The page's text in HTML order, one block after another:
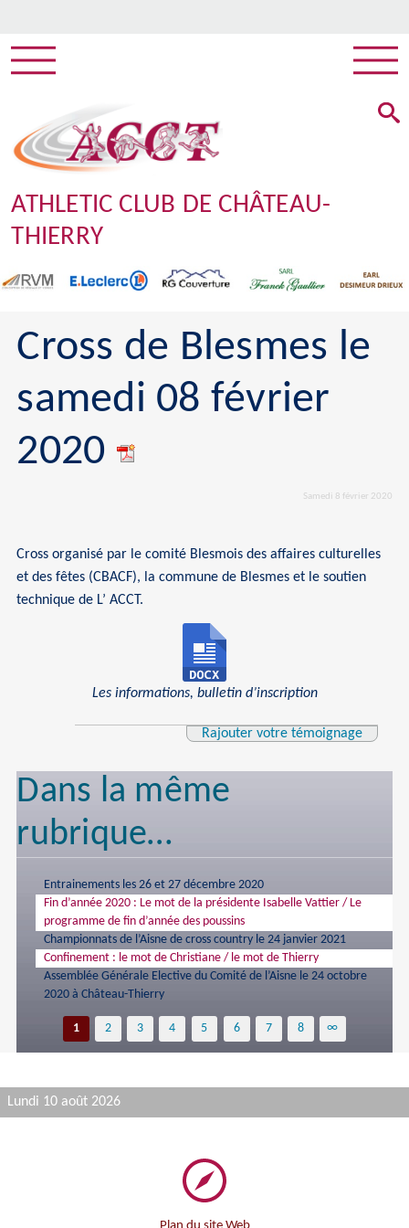
ATHLETIC CLUB DE CHÂTEAU-
THIERRY
Cross de Blesmes le
samedi 08 février
2020
Samedi 8 février 2020
Cross organisé par le comité Blesmois des affaires culturelles
et des fêtes (CBACF), la commune de Blesmes et le soutien
technique de L’ ACCT.
Les informations, bulletin d’inscription
Rajouter votre témoignage
Dans la même
rubrique…
Entrainements les 26 et 27 décembre 2020
Fin d’année 2020 : Le mot de la présidente Isabelle Vattier / Le
programme de fin d’année des poussins
Championnats de l’Aisne de cross country le 24 janvier 2021
Confinement : le mot de Christiane / le mot de Thierry
Assemblée Générale Elective du Comité de l’Aisne le 24 octobre
2020 à Château-Thierry
1 2 3 4 5 6 7 8 ∞
Lundi 10 août 2026